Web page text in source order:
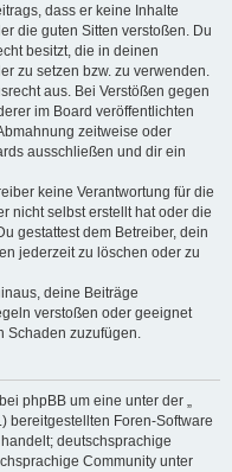
dass er keine Inhalte
die guten Sitten verstoßen. Du
besitzt, die in deinen
zu setzen bzw. zu verwenden.
aus. Bei Verstößen gegen
im Board veröffentlichten
zeitweise oder
ausschließen und dir ein
keine Verantwortung für die
nicht selbst erstellt hat oder die
gestattest dem Betreiber, dein
jederzeit zu löschen oder zu
deine Beiträge
verstoßen oder geeignet
Schaden zuzufügen.
phpBB um eine unter der „
bereitgestellten Foren-Software
deutschsprachige
Community unter